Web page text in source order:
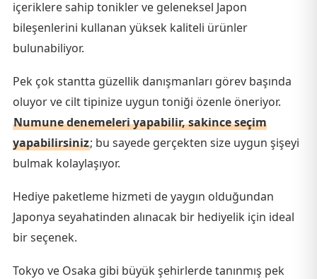
içeriklere sahip tonikler ve geleneksel Japon
bileşenlerini kullanan yüksek kaliteli ürünler
bulunabiliyor.
Pek çok stantta güzellik danışmanları görev başında
oluyor ve cilt tipinize uygun toniği özenle öneriyor.
Numune denemeleri yapabilir, sakince seçim
yapabilirsiniz; bu sayede gerçekten size uygun şişeyi
bulmak kolaylaşıyor.
Hediye paketleme hizmeti de yaygın olduğundan
Japonya seyahatinden alınacak bir hediyelik için ideal
bir seçenek.
Tokyo ve Osaka gibi büyük şehirlerde tanınmış pek